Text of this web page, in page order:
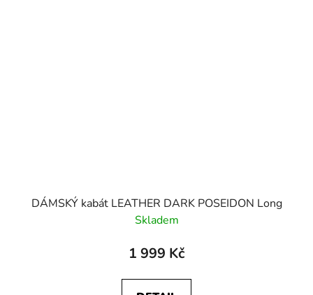
DÁMSKÝ kabát LEATHER DARK POSEIDON Long
Skladem
1 999 Kč